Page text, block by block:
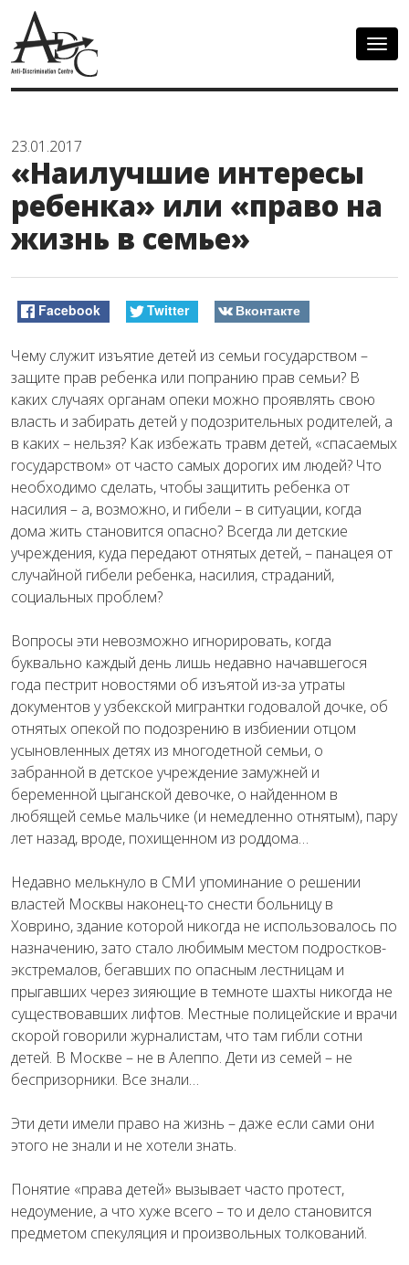
23.01.2017
«Наилучшие интересы
ребенка» или «право на
жизнь в семье»
Facebook Twitter Вконтакте
Чему служит изъятие детей из семьи государством –
защите прав ребенка или попранию прав семьи? В
каких случаях органам опеки можно проявлять свою
власть и забирать детей у подозрительных родителей, а
в каких – нельзя? Как избежать травм детей, «спасаемых
государством» от часто самых дорогих им людей? Что
необходимо сделать, чтобы защитить ребенка от
насилия – а, возможно, и гибели – в ситуации, когда
дома жить становится опасно? Всегда ли детские
учреждения, куда передают отнятых детей, – панацея от
случайной гибели ребенка, насилия, страданий,
социальных проблем?
Вопросы эти невозможно игнорировать, когда
буквально каждый день лишь недавно начавшегося
года пестрит новостями об изъятой из-за утраты
документов у узбекской мигрантки годовалой дочке, об
отнятых опекой по подозрению в избиении отцом
усыновленных детях из многодетной семьи, о
забранной в детское учреждение замужней и
беременной цыганской девочке, о найденном в
любящей семье мальчике (и немедленно отнятым), пару
лет назад, вроде, похищенном из роддома…
Недавно мелькнуло в СМИ упоминание о решении
властей Москвы наконец-то снести больницу в
Ховрино, здание которой никогда не использовалось по
назначению, зато стало любимым местом подростков-
экстремалов, бегавших по опасным лестницам и
прыгавших через зияющие в темноте шахты никогда не
существовавших лифтов. Местные полицейские и врачи
скорой говорили журналистам, что там гибли сотни
детей. В Москве – не в Алеппо. Дети из семей – не
беспризорники. Все знали…
Эти дети имели право на жизнь – даже если сами они
этого не знали и не хотели знать.
Понятие «права детей» вызывает часто протест,
недоумение, а что хуже всего – то и дело становится
предметом спекуляция и произвольных толкований.